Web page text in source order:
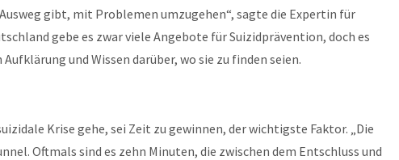
gibt, mit Problemen umzugehen“, sagte die Expertin für
gebe es zwar viele Angebote für Suizidprävention, doch es
und Wissen darüber, wo sie zu finden seien.
Krise gehe, sei Zeit zu gewinnen, der wichtigste Faktor. „Die
Oftmals sind es zehn Minuten, die zwischen dem Entschluss und